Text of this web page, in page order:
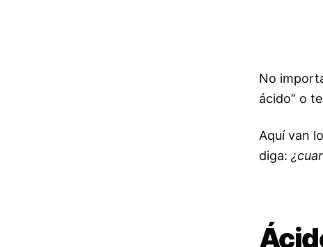
No
ácido” o
Aquí van
diga: